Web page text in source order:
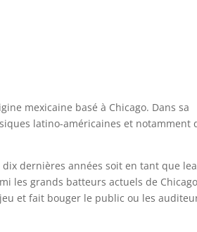
mexicaine basé à Chicago. Dans sa
latino-américaines et notamment
dix dernières années soit en tant que
les grands batteurs actuels de
et fait bouger le public ou les